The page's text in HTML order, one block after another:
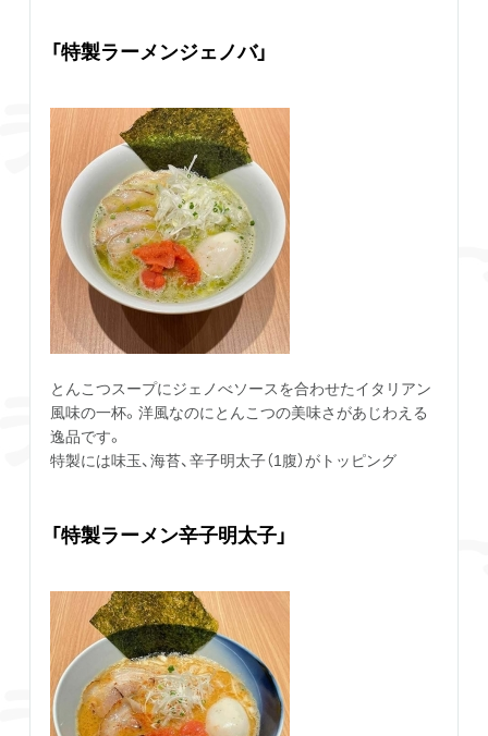
「特製ラーメンジェノバ」
とんこつスープにジェノべソースを合わせたイタリアン
風味の一杯。洋風なのにとんこつの美味さがあじわえる
逸品です。
特製には味玉、海苔、辛子明太子（1腹）がトッピング
「特製ラーメン辛子明太子」